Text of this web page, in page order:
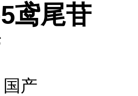
鸢尾苷
产